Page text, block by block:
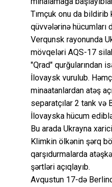
Tımçuk onu da
qüvvələrinə hücumları
Verqunsk rayonunda
mövqeləri AQS-17
"Qrad" qurğularından
İlovaysk vurulub.
minaatanlardan atəş
separatçılar 2 tank və
İlovayska hücum
Bu arada Ukrayna
Klimkin ölkənin şərq
qarşıdurmalarda
şərtləri açıqlayıb.
Avqustun 17-də